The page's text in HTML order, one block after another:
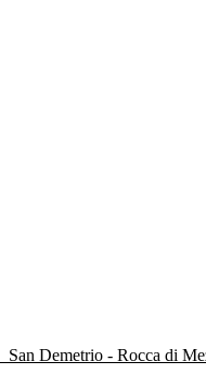
San Demetrio - Rocca di